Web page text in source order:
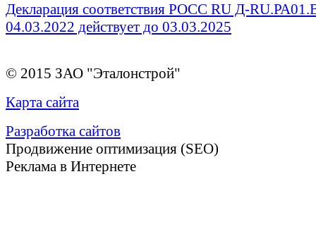
Декларация соответствия РОСС RU Д-
04.03.2022 действует до 03.03.2025
© 2015 ЗАО "Эталонстрой"
Карта сайта
Разработка сайтов
Продвижение оптимизация (SEO)
Реклама в Интернете